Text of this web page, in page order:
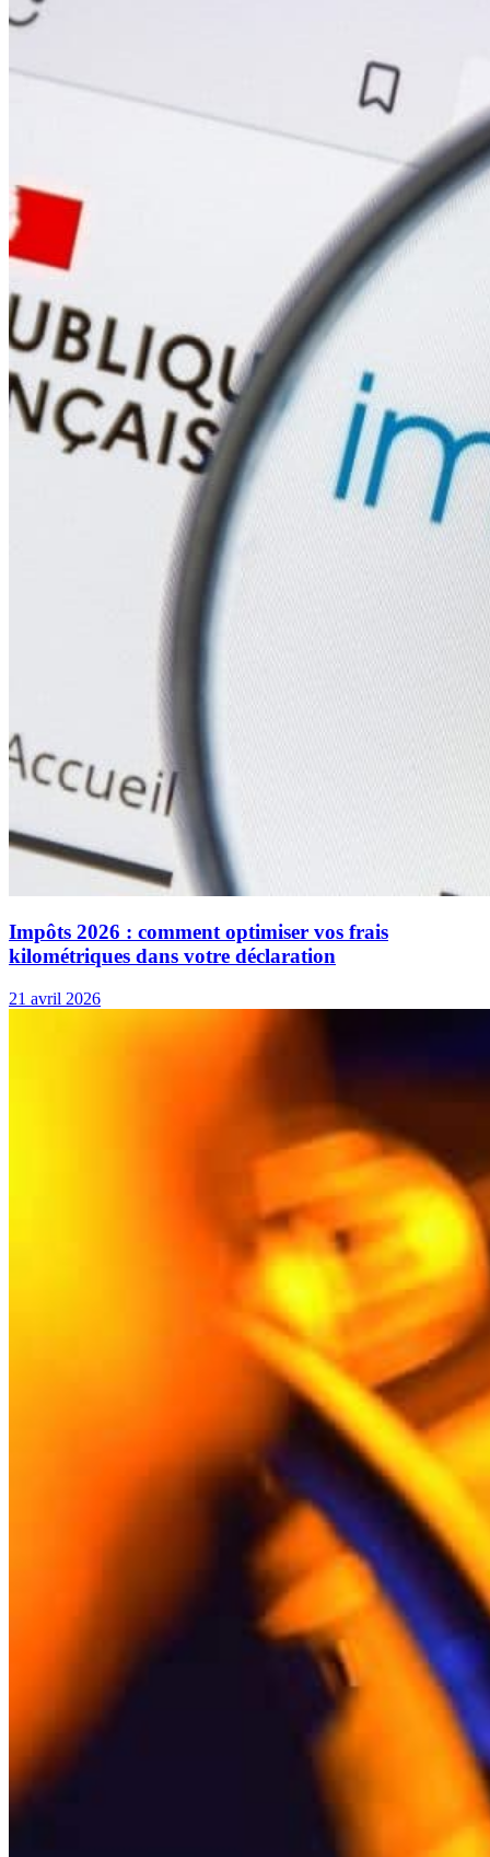
Impôts 2026 : comment optimiser vos frais
kilométriques dans votre déclaration
21 avril 2026